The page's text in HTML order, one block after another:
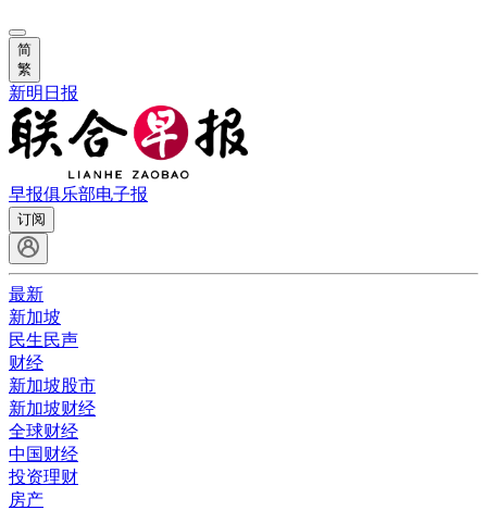
简
繁
新明日报
早报俱乐部电子报
订阅
最新
新加坡
民生民声
财经
新加坡股市
新加坡财经
全球财经
中国财经
投资理财
房产